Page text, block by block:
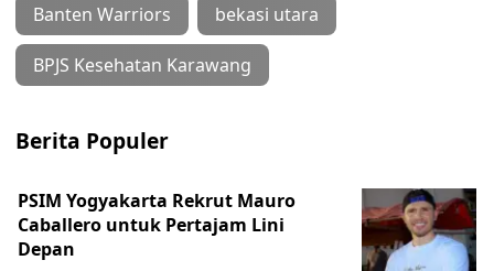
Banten Warriors bekasi utara
BPJS Kesehatan Karawang
Berita Populer
PSIM Yogyakarta Rekrut Mauro
Caballero untuk Pertajam Lini
Depan